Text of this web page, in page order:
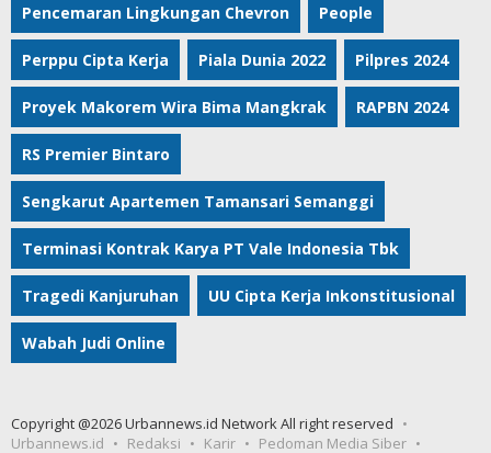
Pencemaran Lingkungan Chevron People
Perppu Cipta Kerja Piala Dunia 2022 Pilpres 2024
Proyek Makorem Wira Bima Mangkrak RAPBN 2024
RS Premier Bintaro
Sengkarut Apartemen Tamansari Semanggi
Terminasi Kontrak Karya PT Vale Indonesia Tbk
Tragedi Kanjuruhan UU Cipta Kerja Inkonstitusional
Wabah Judi Online
Copyright @2026 Urbannews.id Network All right reserved
Urbannews.id
Redaksi Karir
Pedoman Media Siber